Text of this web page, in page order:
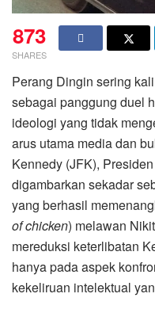
873
SHARES
Perang Dingin sering
sebagai panggung duel
ideologi yang tidak
arus utama media dan
Kennedy (JFK),
digambarkan sekadar
yang berhasil
of chicken) melawan
mereduksi keterlibatan
hanya pada aspek
kekeliruan intelektual